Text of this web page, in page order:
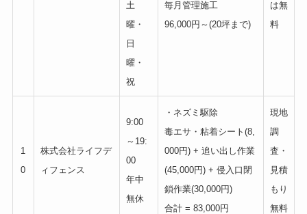
土
曜・
日
曜・
祝
毎月管理施工
96,000円～(20坪まで)
は無
料
1
0
株式会社ライフデ
ィフェンス
9:00
～19:
00
年中
無休
・ネズミ駆除
毒エサ・粘着シート(8,
000円) + 追い出し作業
(45,000円) + 侵入口閉
鎖作業(30,000円)
合計 = 83,000円
現地
調
査・
見積
もり
無料